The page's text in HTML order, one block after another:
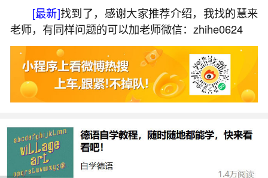
2026-07-07 19:57:32 26 10 赞
[最新]找到了，感谢大家推荐介绍，我找的慧来
老师，有同样问题的可以加老师微信：zhihe0624